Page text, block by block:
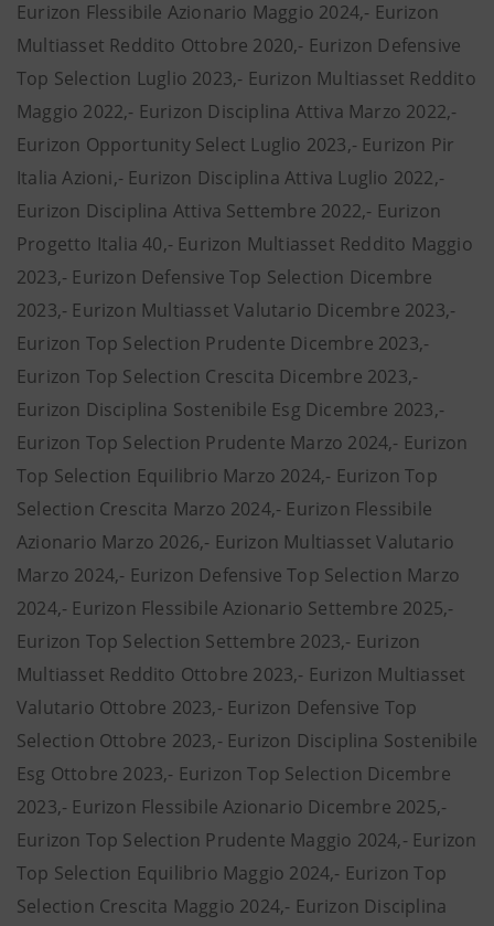
Eurizon Flessibile Azionario Maggio 2024,- Eurizon
Multiasset Reddito Ottobre 2020,- Eurizon Defensive
Top Selection Luglio 2023,- Eurizon Multiasset Reddito
Maggio 2022,- Eurizon Disciplina Attiva Marzo 2022,-
Eurizon Opportunity Select Luglio 2023,- Eurizon Pir
Italia Azioni,- Eurizon Disciplina Attiva Luglio 2022,-
Eurizon Disciplina Attiva Settembre 2022,- Eurizon
Progetto Italia 40,- Eurizon Multiasset Reddito Maggio
2023,- Eurizon Defensive Top Selection Dicembre
2023,- Eurizon Multiasset Valutario Dicembre 2023,-
Eurizon Top Selection Prudente Dicembre 2023,-
Eurizon Top Selection Crescita Dicembre 2023,-
Eurizon Disciplina Sostenibile Esg Dicembre 2023,-
Eurizon Top Selection Prudente Marzo 2024,- Eurizon
Top Selection Equilibrio Marzo 2024,- Eurizon Top
Selection Crescita Marzo 2024,- Eurizon Flessibile
Azionario Marzo 2026,- Eurizon Multiasset Valutario
Marzo 2024,- Eurizon Defensive Top Selection Marzo
2024,- Eurizon Flessibile Azionario Settembre 2025,-
Eurizon Top Selection Settembre 2023,- Eurizon
Multiasset Reddito Ottobre 2023,- Eurizon Multiasset
Valutario Ottobre 2023,- Eurizon Defensive Top
Selection Ottobre 2023,- Eurizon Disciplina Sostenibile
Esg Ottobre 2023,- Eurizon Top Selection Dicembre
2023,- Eurizon Flessibile Azionario Dicembre 2025,-
Eurizon Top Selection Prudente Maggio 2024,- Eurizon
Top Selection Equilibrio Maggio 2024,- Eurizon Top
Selection Crescita Maggio 2024,- Eurizon Disciplina